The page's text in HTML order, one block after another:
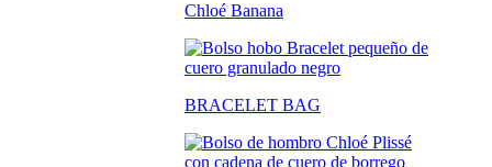
Chloé Banana
BRACELET BAG